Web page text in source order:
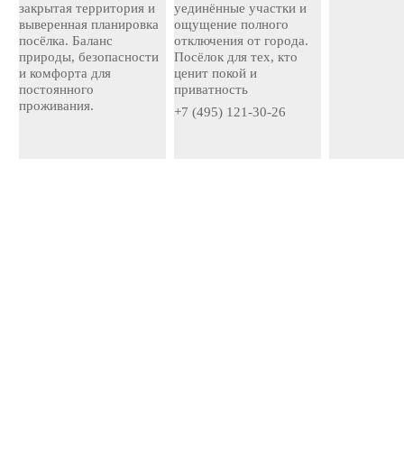
закрытая территория и
выверенная планировка
посёлка. Баланс
природы, безопасности
и комфорта для
постоянного
проживания.
уединённые участки и
ощущение полного
отключения от города.
Посёлок для тех, кто
ценит покой и
приватность
+7 (495) 121-30-26